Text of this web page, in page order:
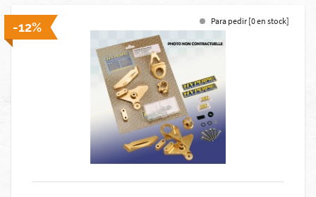
-12% Para pedir [0 en stock]